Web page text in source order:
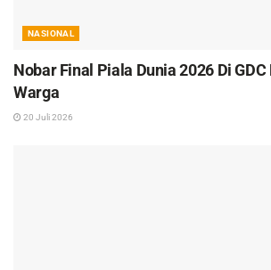
NASIONAL
Nobar Final Piala Dunia 2026 Di
Warga
20 Juli 2026